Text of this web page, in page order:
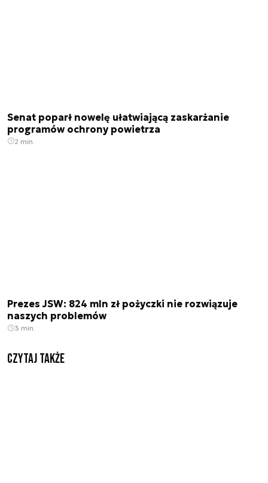
Senat poparł nowelę ułatwiającą zaskarżanie
programów ochrony powietrza
2 min.
Prezes JSW: 824 mln zł pożyczki nie rozwiązuje
naszych problemów
3 min.
Czytaj także